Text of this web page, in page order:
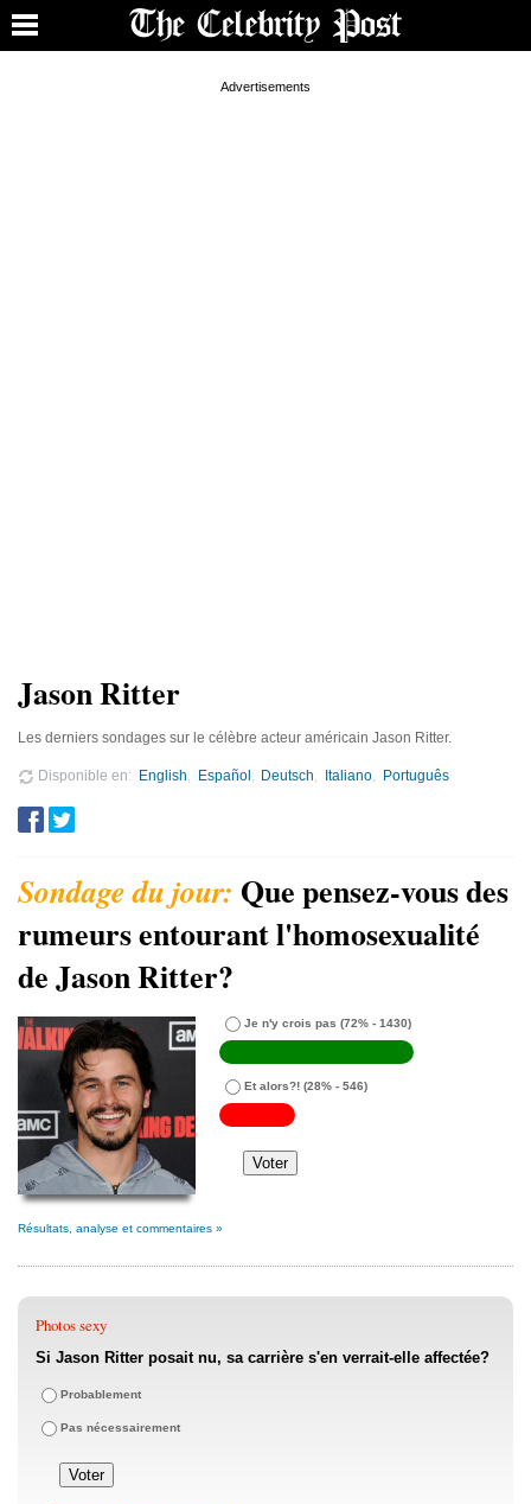
Jason Ritter
Les derniers sondages sur le célèbre acteur américain Jason Ritter.
Disponible en English Español Deutsch Italiano Português
Que pensez-vous des
rumeurs entourant l'homosexualité
de Jason Ritter?
Je n'y crois pas (72% - 1430)
Et alors?! (28% - 546)
Résultats, analyse et commentaires »
Photos sexy
Si Jason Ritter posait nu, sa carrière s'en verrait-elle affectée?
Probablement
Pas nécessairement